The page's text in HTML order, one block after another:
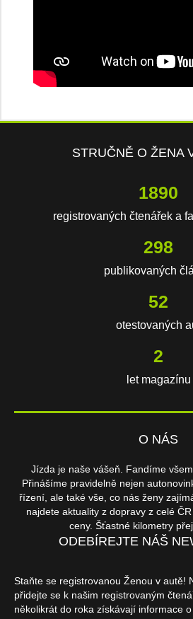
STRUČNĚ O ŽENA
2848
registrovaných čtenářek a
449
publikovaných
79
otestovaných
3
let magazínu
O NÁS
Jízda je naše vášeň. Fandíme
Přinášíme pravidelně nejen
řízení, ale také vše, co nás ženy
najdete aktuality z dopravy z celé
ceny. Šťastné kilometry
ODEBÍREJTE NÁŠ
Staňte se registrovanou Ženou v autě!
přidejte se k našim registrovaným
několikrát do roka získávají informace